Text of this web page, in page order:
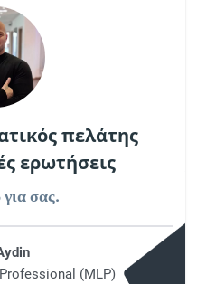
πελάτης
ερωτήσεις
σας.
(MLP)